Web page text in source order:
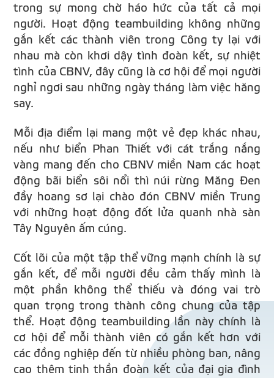
trong sự mong chờ háo hức của tất cả mọi
người. Hoạt động teambuilding không những
gắn kết các thành viên trong Công ty lại với
nhau mà còn khơi dậy tình đoàn kết, sự nhiệt
tình của CBNV, đây cũng là cơ hội để mọi người
nghỉ ngơi sau những ngày tháng làm việc hăng
say.
Mỗi địa điểm lại mang một vẻ đẹp khác nhau,
nếu như biển Phan Thiết với cát trắng nắng
vàng mang đến cho CBNV miền Nam các hoạt
động bãi biển sôi nổi thì núi rừng Măng Đen
đầy hoang sơ lại chào đón CBNV miền Trung
với những hoạt động đốt lửa quanh nhà sàn
Tây Nguyên ấm cúng.
Cốt lõi của một tập thể vững mạnh chính là sự
gắn kết, để mỗi người đều cảm thấy mình là
một phần không thể thiếu và đóng vai trò
quan trọng trong thành công chung của tập
thể. Hoạt động teambuilding lần này chính là
cơ hội để mỗi thành viên có gắn kết hơn với
các đồng nghiệp đến từ nhiều phòng ban, nâng
cao thêm tinh thần đoàn kết của đại gia đình